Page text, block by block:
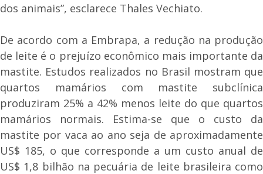
dos animais”, esclarece Thales Vechiato.
De acordo com a Embrapa, a redução na produção
de leite é o prejuízo econômico mais importante da
mastite. Estudos realizados no Brasil mostram que
quartos mamários com mastite subclínica
produziram 25% a 42% menos leite do que quartos
mamários normais. Estima-se que o custo da
mastite por vaca ao ano seja de aproximadamente
US$ 185, o que corresponde a um custo anual de
US$ 1,8 bilhão na pecuária de leite brasileira como